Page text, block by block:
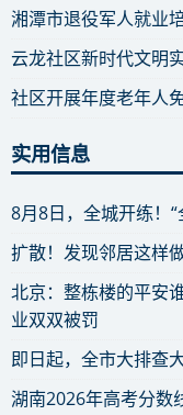
湘潭市退役军人就业
云龙社区新时代文明
社区开展年度老年人
实用信息
8月8日，全城开练！
扩散！发现邻居这样
北京：整栋楼的平安
业双双被罚
即日起，全市大排查大
湖南2026年高考分数